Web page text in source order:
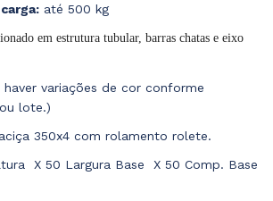
até 500 kg
em estrutura tubular, barras chatas e eixo
haver variações de cor conforme
lote.)
350x4 com rolamento rolete.
X 50 Largura Base X 50 Comp. Base